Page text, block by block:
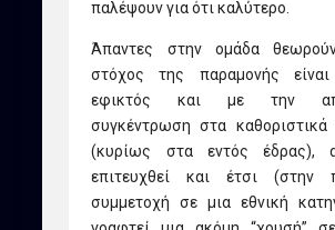
παλέψουν για ότι καλύτερο.
Άπαντες στην ομάδα
στόχος της παραμονής
εφικτός και με την
συγκέντρωση στα καθοριστικά
(κυρίως στα εντός έδρας),
επιτευχθεί και έτσι (στην
συμμετοχή σε μια εθνική